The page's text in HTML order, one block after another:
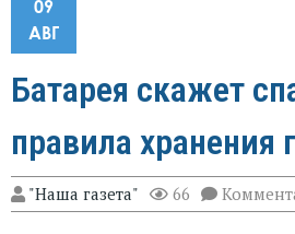
09
АВГ
Батарея скажет
правила хранения
"Наша газета" 66